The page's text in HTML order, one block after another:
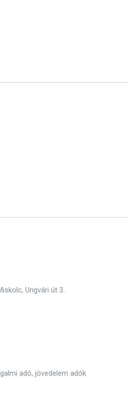
Ungvári út 3.
adó, jövedelem adók